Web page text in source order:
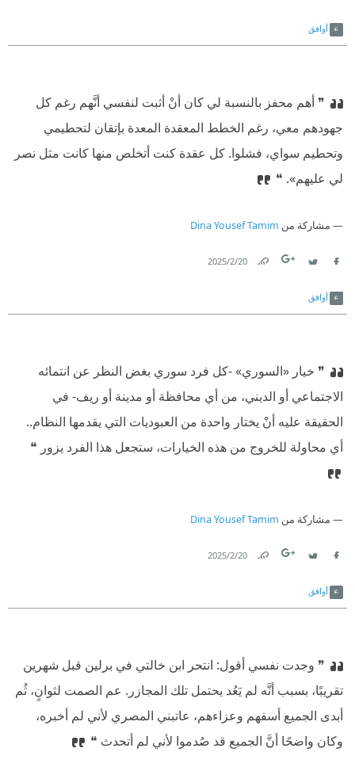
أوافق
❞ أهم محفز بالنسبة لي كان أنْ أثبت لنفسي أنَّهم رغم كل
جهودهم معي، رغم الخطط المعقدة المعدة بإتقان لتحطيمي
وتحطيم سواي، فشلوا. كل عقدة كنت أتخلص منها كانت مثل نصر
لي عليهم». ❝
مشاركة من Dina Yousef Tamim
20‏/2‏/2025
أوافق
❞ خيار «السوري» -كل فرد سوري بغض النظر عن انتمائه
الاجتماعي أو الديني، من أي محافظة أو مدينة أو ريف- في
الحقيقة عليه أنْ يختار واحدة من العبوديات التي يقدمها النظام..
أي محاولة للخروج من هذه الخيارات، ستجعل هذا الفرد يزور ❝
مشاركة من Dina Yousef Tamim
20‏/2‏/2025
أوافق
❞ وجدت نفسي أقول: انتحر ابن خالتي في برلين قبل شهرين
تقريبًا، بسبب أنَّه لم يَعُد يحتمل تلك المجازر. عم الصمت لثوانٍ، ثُم
أبدى الجميع أسفهم وعزاءهم، عاتبني المصري لأني لم أخبره،
وكان واضحًا أنَّ الجميع قد صُدموا لأني لم أتحدث ❝